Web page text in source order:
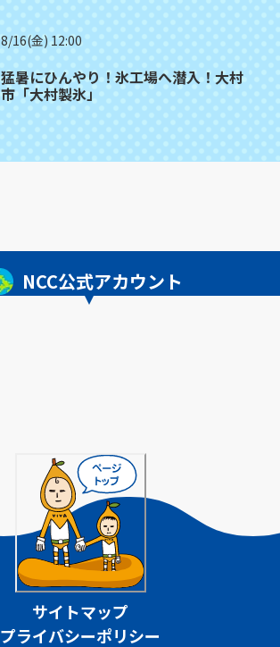
8/16(金) 12:00
猛暑にひんやり！氷工場へ潜入！大村
市「大村製氷」
NCC公式アカウント
サイトマップ
プライバシーポリシー